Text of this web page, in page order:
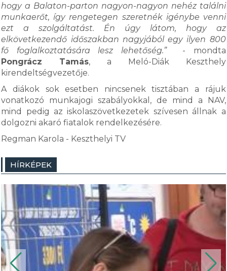
hogy a Balaton-parton nagyon-nagyon nehéz találni
munkaerőt, így rengetegen szeretnék igénybe venni
ezt a szolgáltatást. Én úgy látom, hogy az
elkövetkezendő időszakban nagyjából egy ilyen 800
fő foglalkoztatására lesz lehetőség.”- mondta
Pongrácz Tamás, a Meló-Diák Keszthely
kirendeltségvezetője.
A diákok sok esetben nincsenek tisztában a rájuk
vonatkozó munkajogi szabályokkal, de mind a NAV,
mind pedig az iskolaszövetkezetek szívesen állnak a
dolgozni akaró fiatalok rendelkezésére.
Regman Karola - Keszthelyi TV
HÍRKÉPEK